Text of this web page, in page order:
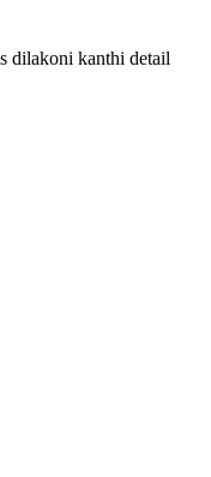
dilakoni kanthi detail